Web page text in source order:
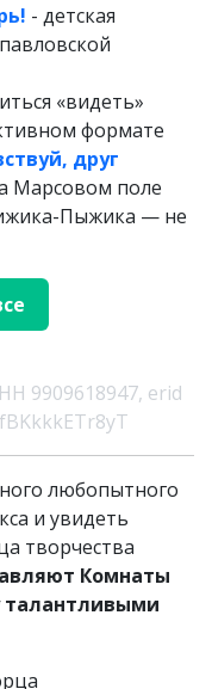
- детская
«видеть»
формате
друг
Марсовом поле
Пыжика — не
9909618947, erid
любопытного
и увидеть
творчества
Комнаты
талантливыми